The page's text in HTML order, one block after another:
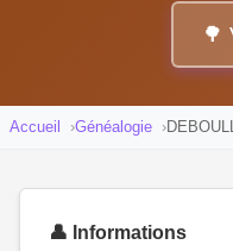
🌳
Accueil Généalogie
👤 Informations